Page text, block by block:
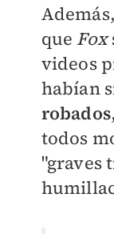
que Fox
videos
habían
robados
todos
"graves